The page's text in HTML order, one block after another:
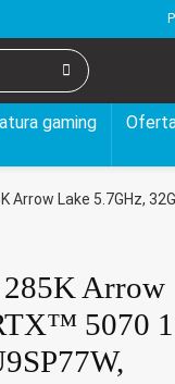
gaming
Lake 5.7GHz,
Arrow
5070